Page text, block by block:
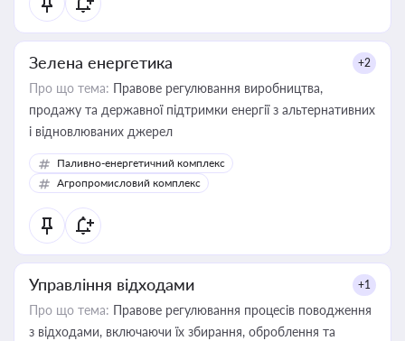
Зелена енергетика +2
Про що тема: Правове регулювання виробництва,
продажу та державної підтримки енергії з альтернативних
і відновлюваних джерел
Паливно-енергетичний комплекс
Агропромисловий комплекс
Управління відходами +1
Про що тема: Правове регулювання процесів поводження
з відходами, включаючи їх збирання, оброблення та